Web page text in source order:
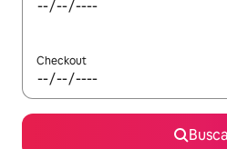
Checkout